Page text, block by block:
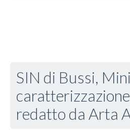
SIN di Bussi,
redatto da Arta